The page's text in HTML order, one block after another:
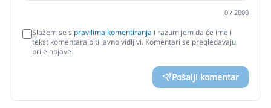
0 / 2000
Slažem se s pravilima komentiranja i razumijem da će ime i
tekst komentara biti javno vidljivi. Komentari se pregledavaju
prije objave.
Pošalji komentar